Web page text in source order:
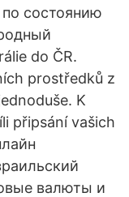
состоянию
do ČR.
prostředků z
K
připsání vašich
валюты и